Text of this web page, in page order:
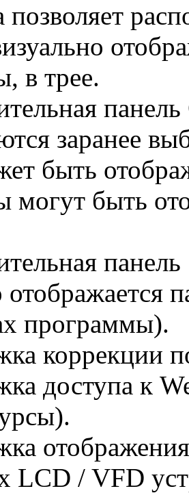
в трее.
панель
заранее
быть
могут быть
отображается
программы).
коррекции
доступа к
LCD / VFD